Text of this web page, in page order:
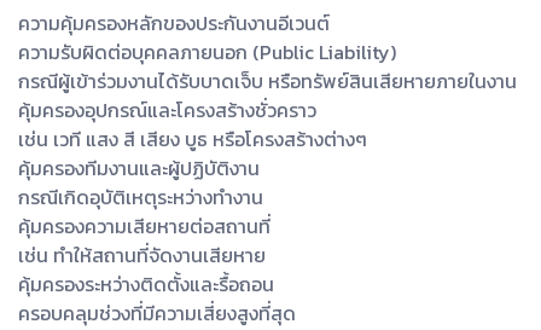
ความคุ้มครองหลักของประกันงานอีเวนต์
ความรับผิดต่อบุคคลภายนอก (Public Liability)
กรณีผู้เข้าร่วมงานได้รับบาดเจ็บ หรือทรัพย์สินเสียหายภายในงาน
คุ้มครองอุปกรณ์และโครงสร้างชั่วคราว
เช่น เวที แสง สี เสียง บูธ หรือโครงสร้างต่างๆ
คุ้มครองทีมงานและผู้ปฏิบัติงาน
กรณีเกิดอุบัติเหตุระหว่างทำงาน
คุ้มครองความเสียหายต่อสถานที่
เช่น ทำให้สถานที่จัดงานเสียหาย
คุ้มครองระหว่างติดตั้งและรื้อถอน
ครอบคลุมช่วงที่มีความเสี่ยงสูงที่สุด